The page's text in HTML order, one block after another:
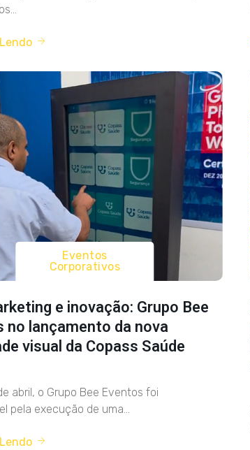
Eventos
Corporativos
e inovação: Grupo Bee
no lançamento da nova
visual da Copass Saúde
abril, o Grupo Bee Eventos foi
pela execução de uma...